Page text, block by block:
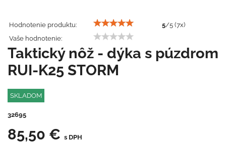
Hodnotenie produktu: 5/5 (7x)
Vaše hodnotenie:
Taktický nôž - dýka s púzdrom
RUI-K25 STORM
SKLADOM
32695
85,50 € s DPH